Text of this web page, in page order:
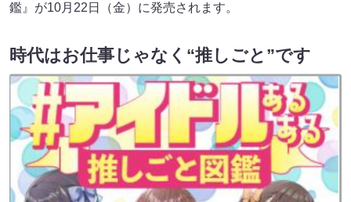
鑑』が10月22日（金）に発売されます。
時代はお仕事じゃなく“推しごと”です